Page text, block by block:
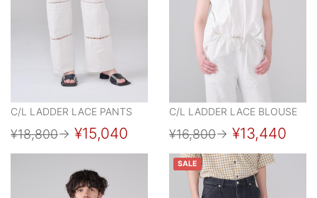
C/L LADDER LACE PANTS
¥18,800→ ¥15,040
C/L LADDER LACE BLOUSE
¥16,800→ ¥13,440
SALE